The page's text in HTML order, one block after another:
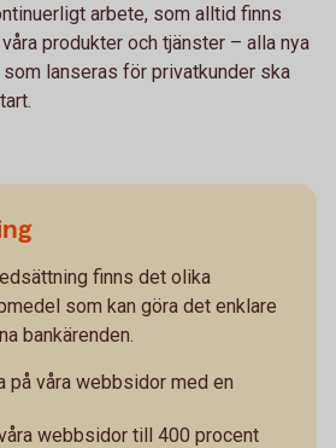
arbete, som alltid finns
produkter och tjänster – alla nya
lanseras för privatkunder ska
finns det olika
som kan göra det enklare
bankärenden.
på våra webbsidor med en
webbsidor till 400 procent